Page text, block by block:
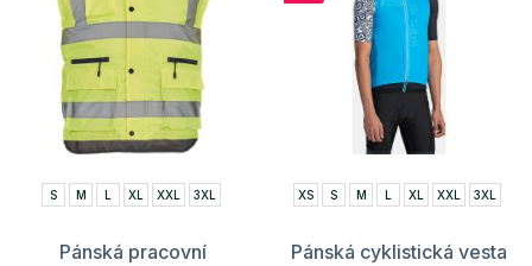
S M L XL XXL 3XL
Pánská pracovní
XS S M L XL XXL 3XL
Pánská cyklistická vesta